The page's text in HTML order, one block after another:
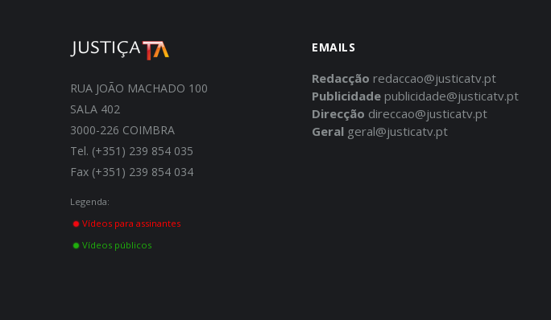
RUA JOÃO MACHADO 100
SALA 402
3000-226 COIMBRA
Tel. (+351) 239 854 035
Fax (+351) 239 854 034
Legenda:
Vídeos para assinantes
Vídeos públicos
EMAILS
Redacção redaccao@justicatv.pt
Publicidade publicidade@justicatv.pt
Direcção direccao@justicatv.pt
Geral geral@justicatv.pt